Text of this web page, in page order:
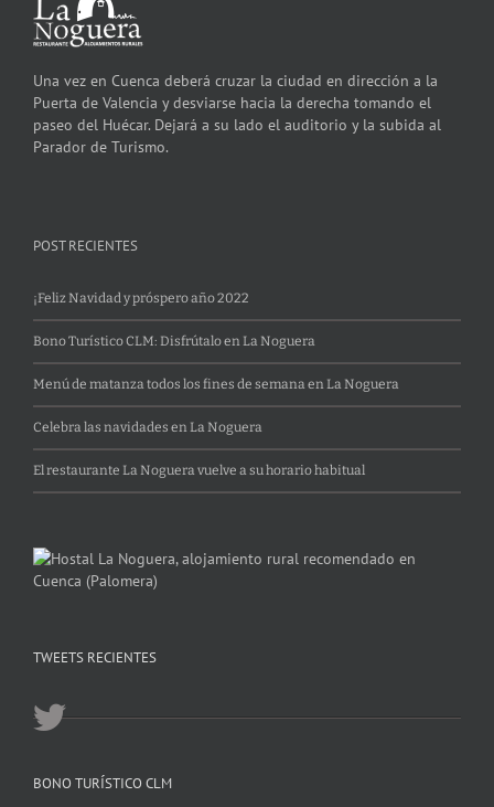
Una vez en Cuenca deberá cruzar la ciudad en dirección a la
Puerta de Valencia y desviarse hacia la derecha tomando el
paseo del Huécar. Dejará a su lado el auditorio y la subida al
Parador de Turismo.
POST RECIENTES
¡Feliz Navidad y próspero año 2022
Bono Turístico CLM: Disfrútalo en La Noguera
Menú de matanza todos los fines de semana en La Noguera
Celebra las navidades en La Noguera
El restaurante La Noguera vuelve a su horario habitual
TWEETS RECIENTES
BONO TURÍSTICO CLM